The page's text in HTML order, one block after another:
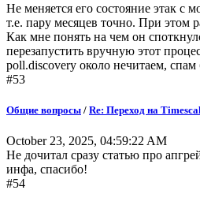
Не меняется его состояние этак с
т.е. пару месяцев точно. При этом
Как мне понять на чем он
перезапустить вручную этот
poll.discovery около нечитаем,
#53
Общие вопросы / Re: Переход на
October 23, 2025, 04:59:22 AM
Не дочитал сразу статью про
инфа, спасибо!
#54